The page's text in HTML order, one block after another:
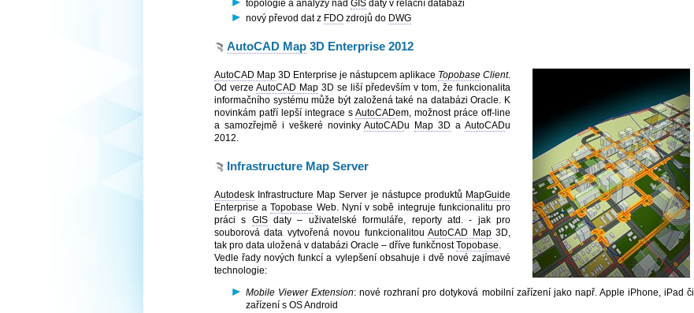
topologie a analýzy nad GIS daty v relační databázi
nový převod dat z FDO zdrojů do DWG
AutoCAD Map 3D Enterprise 2012
AutoCAD Map 3D Enterprise je nástupcem aplikace Topobase Client.
Od verze AutoCAD Map 3D se liší především v tom, že funkcionalita
informačního systému může být založená také na databázi Oracle. K
novinkám patří lepší integrace s AutoCADem, možnost práce off-line
a samozřejmě i veškeré novinkyAutoCADu Map 3D aAutoCADu
2012.
Infrastructure Map Server
Autodesk Infrastructure Map Server je nástupce produktů MapGuide
Enterprise aTopobase Web. Nyní v sobě integruje funkcionalitu pro
práci s GISdaty – uživatelské formuláře, reporty atd. - jak pro
souborová data vytvořená novou funkcionalitouAutoCAD Map3D,
tak pro data uložená v databázi Oracle – dříve funkčnostTopobase
Vedle řady nových funkcí a vylepšení obsahuje i dvě nové zajímavé
technologie:
Mobile Viewer Extension: nové rozhraní pro dotyková mobilní zařízení jako např. Apple iPhone, iPad či
zařízení s OS Android